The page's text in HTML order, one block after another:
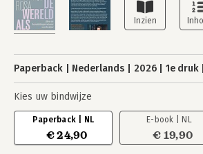
Paperback Nederlands 2026 1e druk
Kies uw bindwijze
Paperback | NL
€ 24,90
E-book | NL
€ 19,90